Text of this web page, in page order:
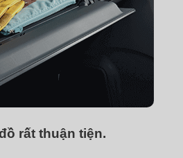
rất thuận tiện.